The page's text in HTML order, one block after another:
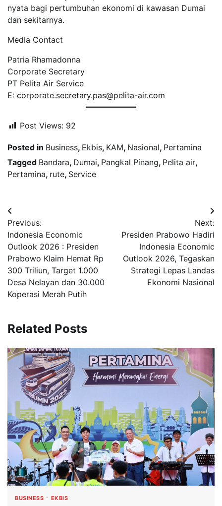
nyata bagi pertumbuhan ekonomi di kawasan Dumai
dan sekitarnya.
Media Contact
Patria Rhamadonna
Corporate Secretary
PT Pelita Air Service
E: corporate.secretary.pas@pelita-air.com
Post Views: 92
Posted in Business, Ekbis, KAM, Nasional, Pertamina
Tagged Bandara, Dumai, Pangkal Pinang, Pelita air,
Pertamina, rute, Service
Navigasi
pos
Previous:
Indonesia Economic
Outlook 2026 : Presiden
Prabowo Klaim Hemat Rp
300 Triliun, Target 1.000
Desa Nelayan dan 30.000
Koperasi Merah Putih
Next:
Presiden Prabowo Hadiri
Indonesia Economic
Outlook 2026, Tegaskan
Strategi Lepas Landas
Ekonomi Nasional
Related Posts
BUSINESS EKBIS